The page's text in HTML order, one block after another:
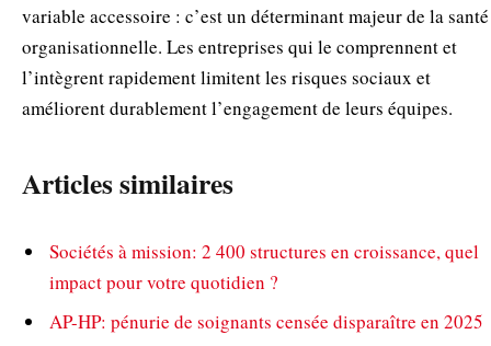
variable accessoire : c’est un déterminant majeur de la santé
organisationnelle. Les entreprises qui le comprennent et
l’intègrent rapidement limitent les risques sociaux et
améliorent durablement l’engagement de leurs équipes.
Articles similaires
Sociétés à mission: 2 400 structures en croissance, quel
impact pour votre quotidien ?
AP-HP: pénurie de soignants censée disparaître en 2025